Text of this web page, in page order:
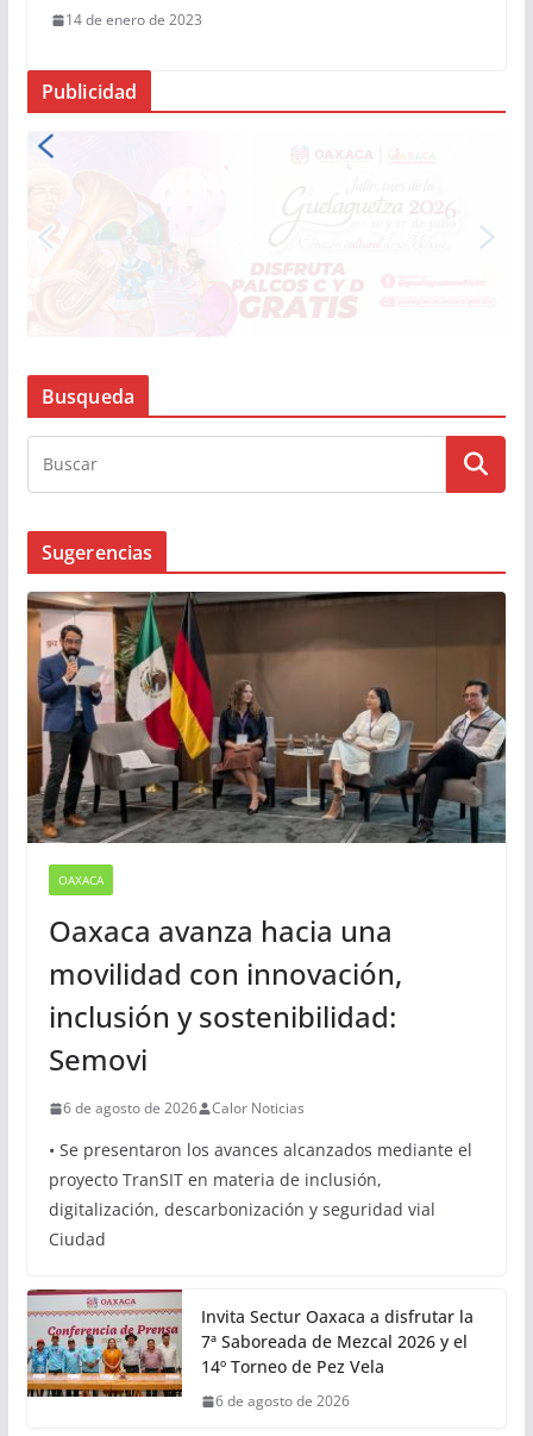
14 de enero de 2023
Publicidad
Busqueda
Sugerencias
OAXACA
Oaxaca avanza hacia una
movilidad con innovación,
inclusión y sostenibilidad:
Semovi
6 de agosto de 2026 Calor Noticias
• Se presentaron los avances alcanzados mediante el
proyecto TranSIT en materia de inclusión,
digitalización, descarbonización y seguridad vial
Ciudad
Invita Sectur Oaxaca a disfrutar la
7ª Saboreada de Mezcal 2026 y el
14º Torneo de Pez Vela
6 de agosto de 2026